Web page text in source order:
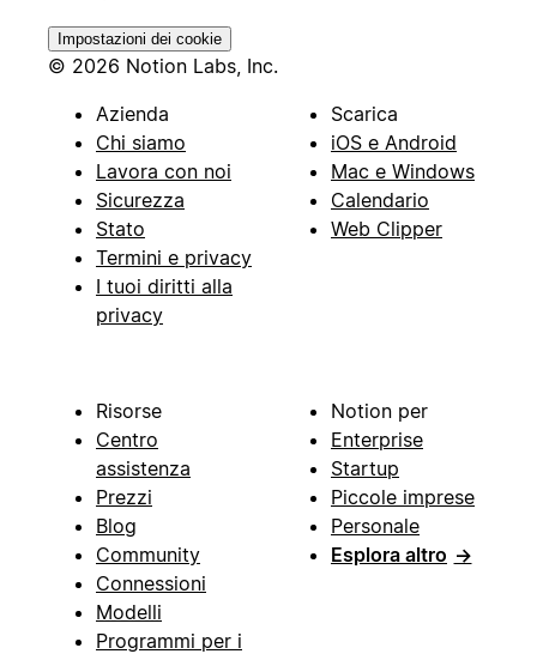
Impostazioni dei cookie
© 2026 Notion Labs, Inc.
Azienda
Chi siamo
Lavora con noi
Sicurezza
Stato
Termini e privacy
I tuoi diritti alla
privacy
Scarica
iOS e Android
Mac e Windows
Calendario
Web Clipper
Risorse
Centro
assistenza
Prezzi
Blog
Community
Connessioni
Modelli
Programmi per i
Notion per
Enterprise
Startup
Piccole imprese
Personale
Esplora altro →